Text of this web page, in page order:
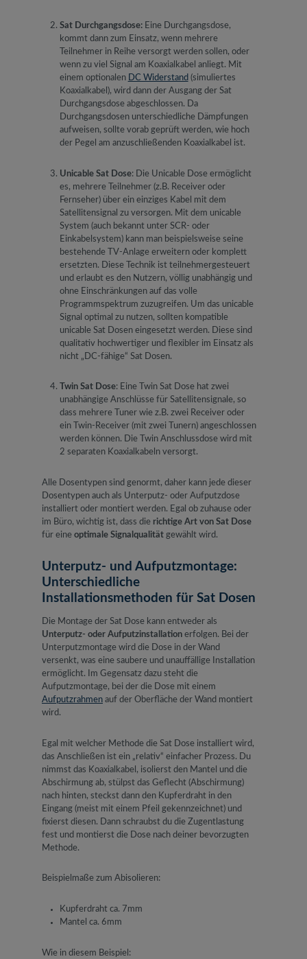
Sat Durchgangsdose:Eine Durchgangsdose,
kommt dann zum Einsatz, wenn mehrere
Teilnehmer in Reihe versorgt werden sollen, oder
wenn zu viel Signal am Koaxialkabel anliegt. Mit
einem optionalen
DC Widerstand (simuliertes
Koaxialkabel), wird dann der Ausgang der Sat
Durchgangsdose abgeschlossen. Da
Durchgangsdosen unterschiedliche Dämpfungen
aufweisen, sollte vorab geprüft werden, wie hoch
der Pegel am anzuschließenden Koaxialkabel ist.
Unicable Sat Dose: Die Unicable Dose ermöglicht
es, mehrere Teilnehmer (z.B. Receiver oder
Fernseher) über ein einziges Kabel mit dem
Satellitensignal zu versorgen. Mit dem unicable
System (auch bekannt unter SCR- oder
Einkabelsystem) kann man beispielsweise seine
bestehende TV-Anlage erweitern oder komplett
ersetzten. Diese Technik ist teilnehmergesteuert
und erlaubt es den Nutzern, völlig unabhängig und
ohne Einschränkungen auf das volle
Programmspektrum zuzugreifen. Um das unicable
Signal optimal zu nutzen, sollten kompatible
unicable Sat Dosen eingesetzt werden. Diese sind
qualitativ hochwertiger und flexibler im Einsatz als
nicht „DC-fähige“ Sat Dosen.
Twin Sat Dose: Eine Twin Sat Dose hat zwei
unabhängige Anschlüsse für Satellitensignale, so
dass mehrere Tuner wie z.B. zwei Receiver oder
ein Twin-Receiver (mit zwei Tunern) angeschlossen
werden können. Die Twin Anschlussdose wird mit
2 separaten Koaxialkabeln versorgt.
Alle Dosentypen sind genormt, daher kann jede dieser
Dosentypen auch als Unterputz- oder Aufputzdose
installiert oder montiert werden. Egal ob zuhause oder
im Büro, wichtig ist, dass die richtige Art von Sat Dose
für eine optimale Signalqualität gewählt wird.
Unterputz- und Aufputzmontage:
Unterschiedliche
Installationsmethoden für Sat Dosen
Die Montage der Sat Dose kann entweder als
Unterputz- oder Aufputzinstallation erfolgen. Bei der
Unterputzmontage wird die Dose in der Wand
versenkt, was eine saubere und unauffällige Installation
ermöglicht. Im Gegensatz dazu steht die
Aufputzmontage, bei der die Dose mit einem
Aufputzrahmen auf der Oberfläche der Wand montiert
wird.
Egal mit welcher Methode die Sat Dose installiert wird,
das Anschließen ist ein „relativ“ einfacher Prozess. Du
nimmst das Koaxialkabel, isolierst den Mantel und die
Abschirmung ab, stülpst das Geflecht (Abschirmung)
nach hinten, steckst dann den Kupferdraht in den
Eingang (meist mit einem Pfeil gekennzeichnet) und
fixierst diesen. Dann schraubst du die Zugentlastung
fest und montierst die Dose nach deiner bevorzugten
Methode.
Beispielmaße zum Abisolieren:
Kupferdraht ca. 7mm
Mantel ca. 6mm
Wie in diesem Beispiel: